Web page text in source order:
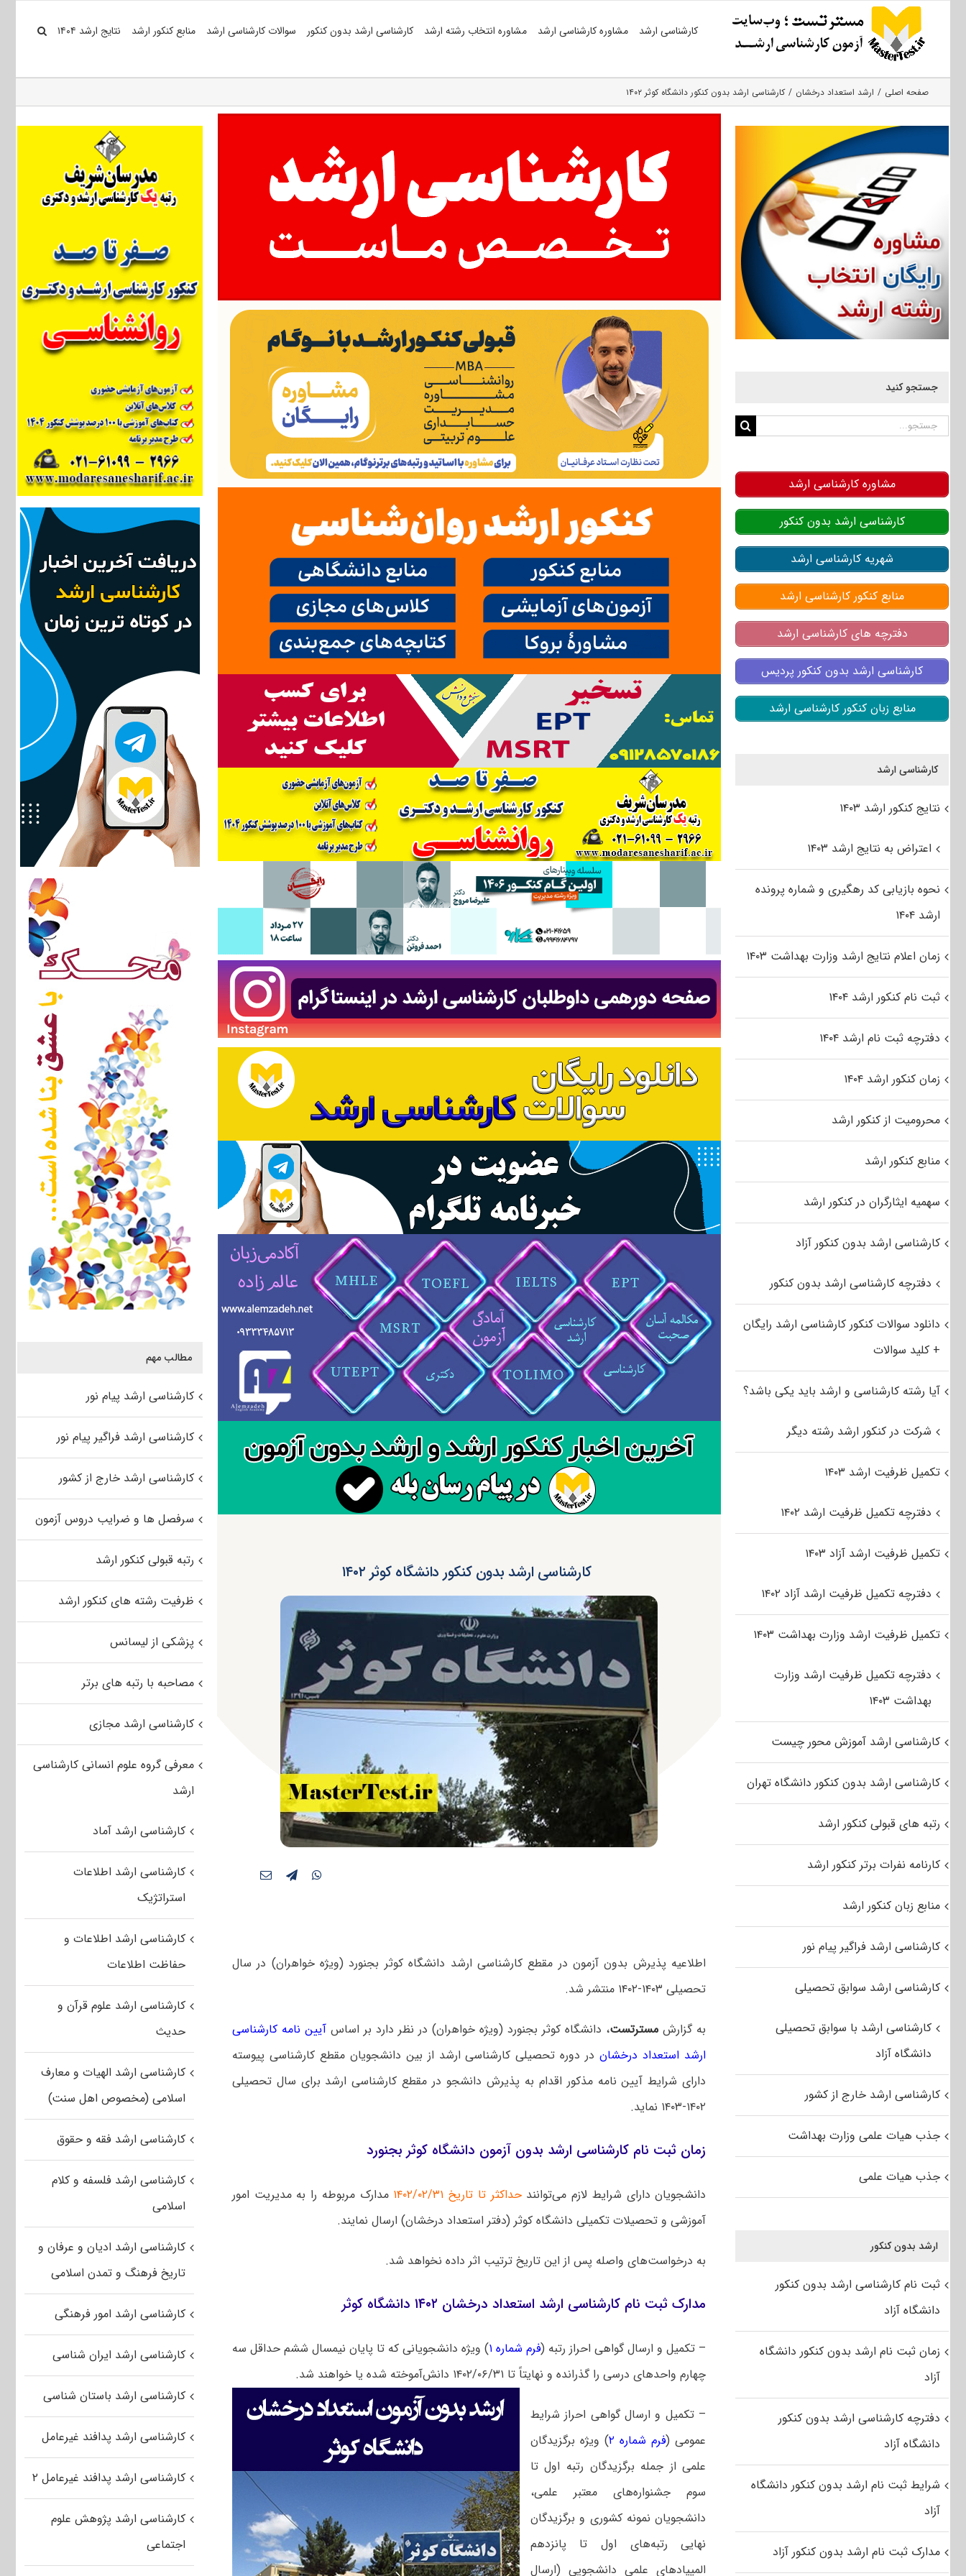
کارشناسی ارشد مشاوره کارشناسی ارشد مشاوره انتخاب رشته ارشد کارشناسی ارشد بدون کنکور سوالات کارشناسی ارشد منابع کنکور ارشد نتایج ارشد ۱۴۰۴
صفحه اصلی ارشد استعداد درخشان کارشناسی ارشد بدون کنکور دانشگاه کوثر ۱۴۰۲
کارشناسی ارشد بدون کنکور دانشگاه کوثر ۱۴۰۲
اطلاعیه پذیرش بدون آزمون در مقطع کارشناسی ارشد دانشگاه کوثر بجنورد (ویژه خواهران) در سال
تحصیلی ۱۴۰۳-۱۴۰۲ منتشر شد.
به گزارش مسترتست، دانشگاه کوثر بجنورد (ویژه خواهران) در نظر دارد بر اساسآیین نامه کارشناسی
ارشد استعداد درخشاندر دوره تحصیلی کارشناسی ارشد از بین دانشجویان مقطع کارشناسی پیوسته
دارای شرایط آیین نامه مذکور اقدام به پذیرش دانشجو در مقطع کارشناسی ارشد برای سال تحصیلی
۱۴۰۲-۱۴۰۳ نماید.
زمان ثبت نام کارشناسی ارشد بدون آزمون دانشگاه کوثر بجنورد
دانشجویان دارای شرایط لازم می‌توانندحداکثر تا تاریخ ۱۴۰۲/۰۲/۳۱
مدارک مربوطه را به مدیریت امور
آموزشی و تحصیلات تکمیلی دانشگاه کوثر (دفتر استعداد درخشان) ارسال نمایند.
به درخواست‌های واصله پس از این تاریخ ترتیب اثر داده نخواهد شد.
مدارک ثبت نام کارشناسی ارشد استعداد درخشان ۱۴۰۲ دانشگاه کوثر
– تکمیل و ارسال گواهی احراز رتبه (فرم شماره ۱ ) ویژه دانشجویانی که تا پایان نیمسال ششم حداقل سه
چهارم واحد‌های درسی را گذرانده و نهایتاً تا ۱۴۰۲/۰۶/۳۱ دانش‌آموخته شده یا خواهند شد.
– تکمیل و ارسال گواهی احراز شرایط
عمومی (فرم شماره ۲
) ویژه برگزیدگان
علمی از جمله برگزیدگان رتبه اول تا
سوم جشنواره‌های معتبر علمی،
دانشجویان نمونه کشوری و برگزیدگان
نهایی رتبه‌های اول تا پانزدهم
المپیادهای علمی دانشجویی (ارسال
مطالب مهم
کارشناسی ارشد پیام نور
کارشناسی ارشد فراگیر پیام نور
کارشناسی ارشد خارج از کشور
سرفصل ها و ضرایب دروس آزمون
رتبه قبولی کنکور ارشد
ظرفیت رشته های کنکور ارشد
پزشکی از لیسانس
مصاحبه با رتبه های برتر
کارشناسی ارشد مجازی
معرفی گروه علوم انسانی کارشناسی
ارشد
کارشناسی ارشد آماد
کارشناسی ارشد اطلاعات
استراتژیک
کارشناسی ارشد اطلاعات و
حفاظت اطلاعات
کارشناسی ارشد علوم قرآن و
حدیث
کارشناسی ارشد الهیات و معارف
اسلامی (مخصوص اهل سنت)
کارشناسی ارشد فقه و حقوق
کارشناسی ارشد فلسفه و کلام
اسلامی
کارشناسی ارشد ادیان و عرفان و
تاریخ فرهنگ و تمدن اسلامی
کارشناسی ارشد امور فرهنگی
کارشناسی ارشد ایران شناسی
کارشناسی ارشد باستان شناسی
کارشناسی ارشد پدافند غیرعامل
کارشناسی ارشد پدافند غیرعامل ۲
کارشناسی ارشد پژوهش علوم
اجتماعی
جستجو کنید
جستجو
مشاوره کارشناسی ارشد
کارشناسی ارشد بدون کنکور
شهریه کارشناسی ارشد
منابع کنکور کارشناسی ارشد
دفترچه های کارشناسی ارشد
کارشناسی ارشد بدون کنکور پردیس
منابع زبان کنکور کارشناسی ارشد
کارشناسی ارشد
نتایج کنکور ارشد ۱۴۰۳
اعتراض به نتایج ارشد ۱۴۰۳
نحوه بازیابی کد رهگیری و شماره پرونده
ارشد ۱۴۰۴
زمان اعلام نتایج ارشد وزارت بهداشت ۱۴۰۳
ثبت نام کنکور ارشد ۱۴۰۴
دفترچه ثبت نام ارشد ۱۴۰۴
زمان کنکور ارشد ۱۴۰۴
محرومیت از کنکور ارشد
منابع کنکور ارشد
سهمیه ایثارگران در کنکور ارشد
کارشناسی ارشد بدون کنکور آزاد
دفترچه کارشناسی ارشد بدون کنکور
دانلود سوالات کنکور کارشناسی ارشد رایگان
+ کلید سوالات
آیا رشته کارشناسی و ارشد باید یکی باشد؟
شرکت در کنکور ارشد رشته دیگر
تکمیل ظرفیت ارشد ۱۴۰۳
دفترچه تکمیل ظرفیت ارشد ۱۴۰۲
تکمیل ظرفیت ارشد آزاد ۱۴۰۳
دفترچه تکمیل ظرفیت ارشد آزاد ۱۴۰۲
تکمیل ظرفیت ارشد وزارت بهداشت ۱۴۰۳
دفترچه تکمیل ظرفیت ارشد وزارت
بهداشت ۱۴۰۳
کارشناسی ارشد آموزش محور چیست
کارشناسی ارشد بدون کنکور دانشگاه تهران
رتبه های قبولی کنکور ارشد
کارنامه نفرات برتر کنکور ارشد
منابع زبان کنکور ارشد
کارشناسی ارشد فراگیر پیام نور
کارشناسی ارشد سوابق تحصیلی
کارشناسی ارشد با سوابق تحصیلی
دانشگاه آزاد
کارشناسی ارشد خارج از کشور
جذب هیات علمی وزارت بهداشت
جذب هیات علمی
ارشد بدون کنکور
ثبت نام کارشناسی ارشد بدون کنکور
دانشگاه آزاد
زمان ثبت نام ارشد بدون کنکور دانشگاه
آزاد
دفترچه کارشناسی ارشد بدون کنکور
دانشگاه آزاد
شرایط ثبت نام ارشد بدون کنکور دانشگاه
آزاد
مدارک ثبت نام ارشد بدون کنکور آزاد